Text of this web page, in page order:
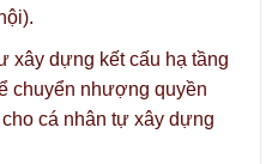
xây dựng kết cấu hạ tầng
chuyển nhượng quyền
cá nhân tự xây dựng